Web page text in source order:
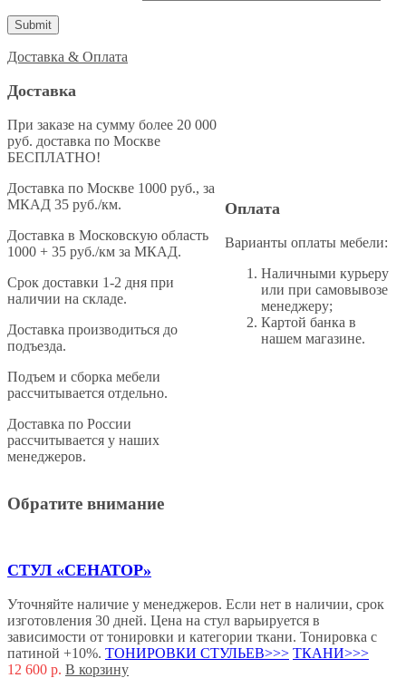
Доставка & Оплата
Доставка
При заказе на сумму более 20 000
руб. доставка по Москве
БЕСПЛАТНО!
Доставка по Москве 1000 руб., за
МКАД 35 руб./км.
Доставка в Московскую область
1000 + 35 руб./км за МКАД.
Cрок доставки 1-2 дня при
наличии на складе.
Доставка производиться до
подъезда.
Подъем и сборка мебели
рассчитывается отдельно.
Доставка по России
рассчитывается у наших
менеджеров.
Оплата
Варианты оплаты мебели:
Наличными курьеру
или при самовывозе
менеджеру;
Картой банка в
нашем магазине.
Обратите внимание
СТУЛ «СЕНАТОР»
Уточняйте наличие у менеджеров. Если нет в наличии, срок
изготовления 30 дней. Цена на стул варьируется в
зависимости от тонировки и категории ткани. Тонировка с
патиной +10%. ТОНИРОВКИ СТУЛЬЕВ>>> ТКАНИ>>>
12 600 р. В корзину